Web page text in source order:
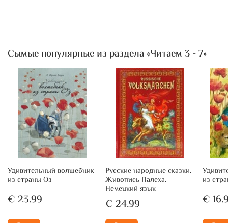
Сымые популярные из раздела «Читаем 3 - 7»
Удивительный волшебник
из страны Оз
€ 23.99
Русские народные сказки.
Живопись Палеха.
Немецкий язык
€ 24.99
из
€